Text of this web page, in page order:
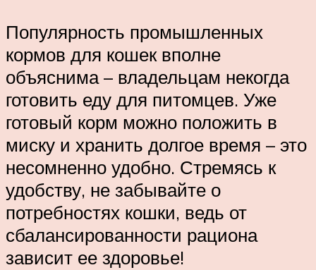
Популярность промышленных
кормов для кошек вполне
объяснима – владельцам некогда
готовить еду для питомцев. Уже
готовый корм можно положить в
миску и хранить долгое время – это
несомненно удобно. Стремясь к
удобству, не забывайте о
потребностях кошки, ведь от
сбалансированности рациона
зависит ее здоровье!